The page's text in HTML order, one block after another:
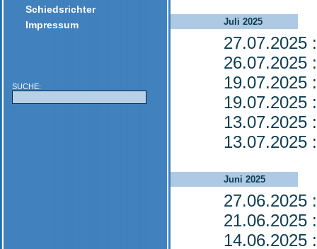
Schiedsrichter
Impressum
SUCHE:
Juli 2025
27.07.2025
26.07.2025
19.07.2025
19.07.2025
13.07.2025
13.07.2025
Juni 2025
27.06.2025
21.06.2025
14.06.2025